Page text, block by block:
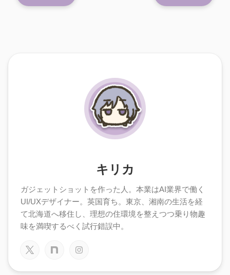
キリカ
ガジェットショットを作った人。本業はAI業界で働く
UI/UXデザイナー。英国育ち。東京、湘南の生活を経
て北海道へ移住し、理想の住環境を整えつつ乗り物趣
味を満喫するべく試行錯誤中。